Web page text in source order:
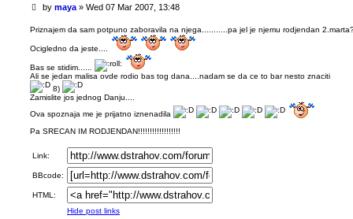
U
r
a
p
o
s
by maya» Wed 07 Mar 2007, 13:48
Priznajem da sam potpuno zaboravila na njega...........pa jel je njemu rodjendan
Ocigledno da jeste....
Bas se stidim......
Ali se jedan malisa ovde rodio bas tog dana....nadam se da ce to bar nesto znaciti
8)
Zamislite jos jednog Danju....
Ova spoznaja me je prijatno iznenadila
Pa SRECAN IM RODJENDAN!!!!!!!!!!!!!!!!!!
Link:
BBcode:
HTML:
Hide post links